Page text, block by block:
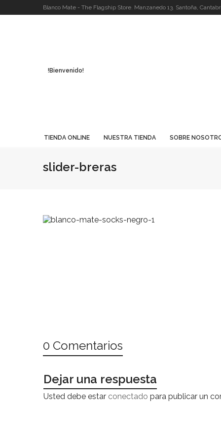
Blanco Mate - The Flagship Store. Manzanedo 13. Santoña,
!Bienvenido!
TIENDA ONLINE NUESTRA TIENDA SOBRE
slider-breras
0 Comentarios
Dejar una respuesta
Usted debe estar conectado para publicar un